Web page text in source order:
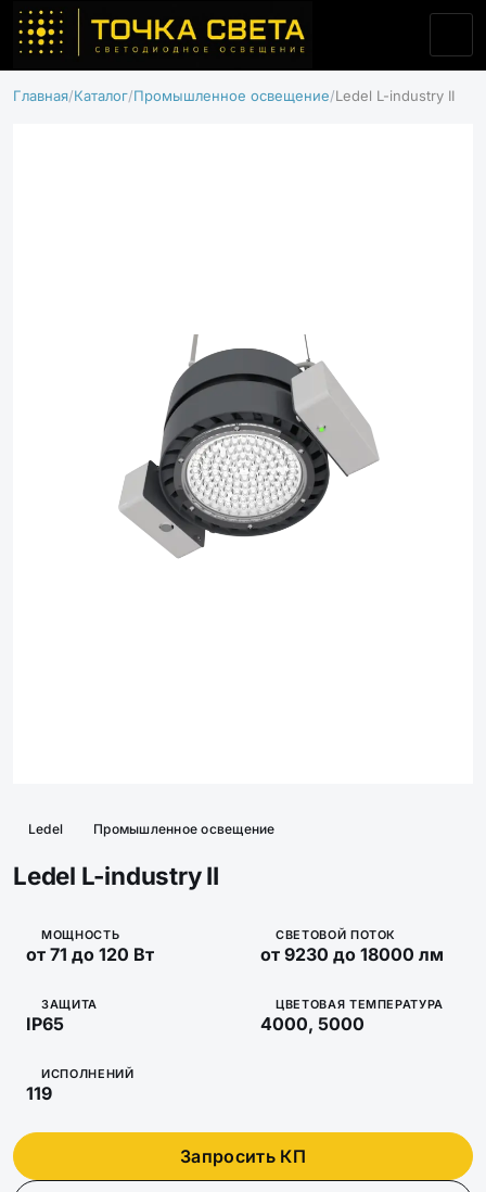
Главная Каталог Промышленное освещение Ledel L-industry II
Ledel Промышленное освещение
Ledel L-industry II
МОЩНОСТЬ
от 71 до 120 Вт
СВЕТОВОЙ ПОТОК
от 9230 до 18000 лм
ЗАЩИТА
IP65
ЦВЕТОВАЯ ТЕМПЕРАТУРА
4000, 5000
ИСПОЛНЕНИЙ
119
Запросить КП